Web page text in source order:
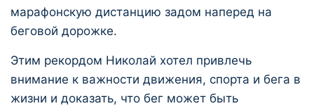
марафонскую дистанцию задом наперед на
беговой дорожке.
Этим рекордом Николай хотел привлечь
внимание к важности движения, спорта и бега в
жизни и доказать, что бег может быть